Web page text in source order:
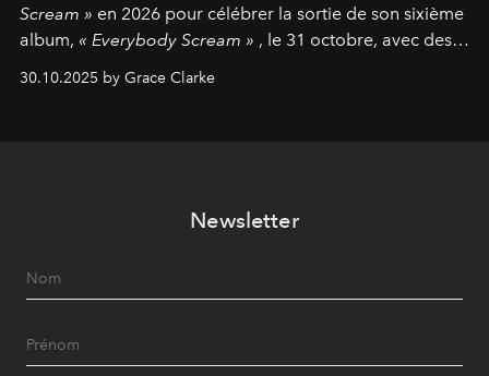
Scream » en 2026 pour célébrer la sortie de son sixième
album, « Everybody Scream » , le 31 octobre, avec des
dates nord-américaines débutant en avril prochain.
30.10.2025 by Grace Clarke
Newsletter